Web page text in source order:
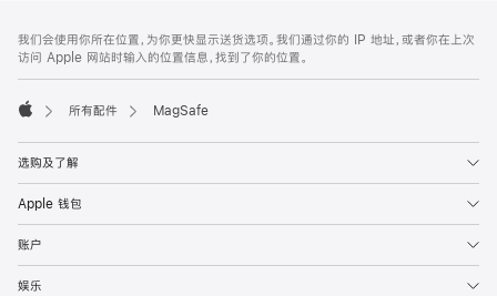
页
页
脚
注
我们会使用你所在位置，为你更快显示送货选项。我们通过你的 IP 地址，或者你在上次
访问 Apple 网站时输入的位置信息，找到了你的位置。
所有配件 MagSafe
选购及了解
Apple 钱包
账户
娱乐